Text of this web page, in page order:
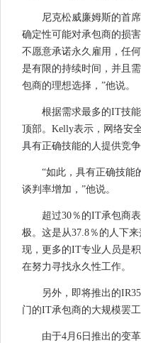
尼克松威廉姆斯的首
确定性可能对承包商的损
不愿意承诺永久雇用，任
是有限的持续时间，并且
包商的理想选择，”他说。
根据需求最多的IT技
顶部。Kelly表示，网络安
具有正确技能的人提供竞争
“如此，具有正确技能
谈判率增加，”他说。
超过30％的IT承包商
极。这是从37.8％的人下
现，更多的IT专业人员是
在努力寻找永久性工作。
另外，即将推出的
门的IT承包商的大规模罢工
由于4月6日推出的变